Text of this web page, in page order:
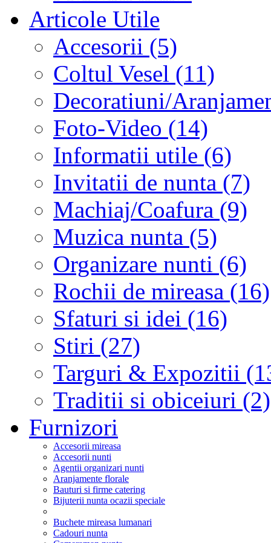
Articole Utile
Accesorii (5)
Coltul Vesel (11)
Decoratiuni/
Foto-Video (14)
Informatii utile (6)
Invitatii de nunta (7)
Machiaj/Coafura (9)
Muzica nunta (5)
Organizare nunti (6)
Rochii de mireasa (16)
Sfaturi si idei (16)
Stiri (27)
Targuri & Expozitii
Traditii si obiceiuri (2)
Furnizori
Accesorii mireasa
Accesorii nunti
Agentii organizari nunti
Aranjamente florale
Bauturi si firme catering
Bijuterii nunta ocazii speciale
Buchete mireasa lumanari
Cadouri nunta